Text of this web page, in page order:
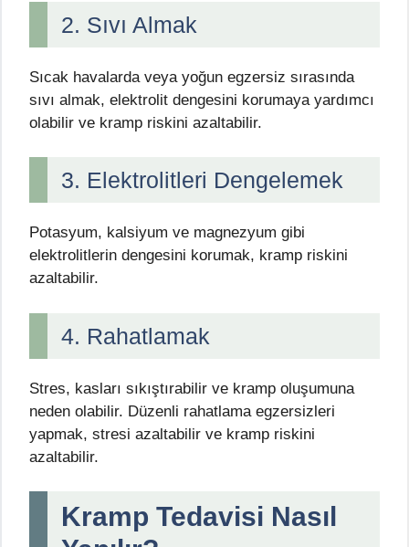
2. Sıvı Almak
Sıcak havalarda veya yoğun egzersiz sırasında
sıvı almak, elektrolit dengesini korumaya yardımcı
olabilir ve kramp riskini azaltabilir.
3. Elektrolitleri Dengelemek
Potasyum, kalsiyum ve magnezyum gibi
elektrolitlerin dengesini korumak, kramp riskini
azaltabilir.
4. Rahatlamak
Stres, kasları sıkıştırabilir ve kramp oluşumuna
neden olabilir. Düzenli rahatlama egzersizleri
yapmak, stresi azaltabilir ve kramp riskini
azaltabilir.
Kramp Tedavisi Nasıl